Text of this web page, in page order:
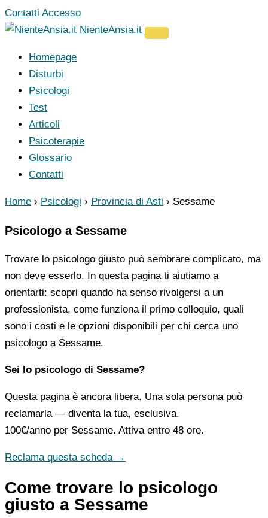
Vai
al
Contatti Accesso
NienteAnsia.it
Homepage
Disturbi
Psicologi
Test
Articoli
Psicoterapie
Glossario
Contatti
Home › Psicologi › Provincia di Asti › Sessame
Psicologo a Sessame
Trovare lo psicologo giusto può sembrare complicato, ma
non deve esserlo. In questa pagina ti aiutiamo a
orientarti: scopri quando ha senso rivolgersi a un
professionista, come funziona il primo colloquio, quali
sono i costi e le opzioni disponibili per chi cerca uno
psicologo a Sessame.
Sei lo psicologo di Sessame?
Questa pagina è ancora libera. Una sola persona può
reclamarla — diventa la tua, esclusiva.
100€/anno per Sessame. Attiva entro 48 ore.
Reclama questa scheda →
Come trovare lo psicologo
giusto a Sessame